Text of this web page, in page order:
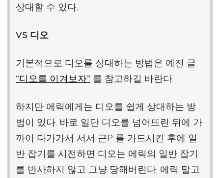
상대할 수 있다.
VS 디오
기본적으로 디오를 상대하는 방법은 예전 글
“디오를 이겨보자” 를 참고하길 바란다.
하지만 에릭에게는 디오를 쉽게 상대하는 방
법이 있다. 바로 일단 디오를 넘어뜨린 뒤에 가
까이 다가가서 서서 근P 를 가드시킨 후에 일
반 잡기를 시전하면 디오는 에릭의 일반 잡기
를 반사하지 않고 그냥 당해버린다. 에릭 말고